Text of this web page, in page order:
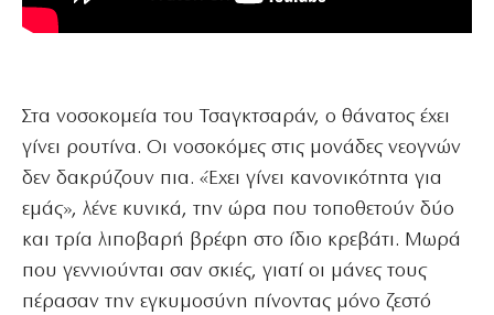
Στα νοσοκομεία του Τσαγκτσαράν, ο θάνατος έχει
γίνει ρουτίνα. Οι νοσοκόμες στις μονάδες νεογνών
δεν δακρύζουν πια. «Έχει γίνει κανονικότητα για
εμάς», λένε κυνικά, την ώρα που τοποθετούν δύο
και τρία λιποβαρή βρέφη στο ίδιο κρεβάτι. Μωρά
που γεννιούνται σαν σκιές, γιατί οι μάνες τους
πέρασαν την εγκυμοσύνη πίνοντας μόνο ζεστό